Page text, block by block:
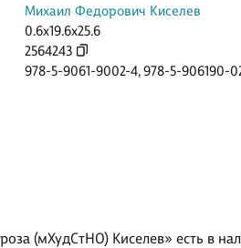
Михаил Федорович Киселев
0.6x19.6x25.6
2564243
978-5-9061-9002-4,978-5-906190-
(мХудСтНО) Киселев» есть в